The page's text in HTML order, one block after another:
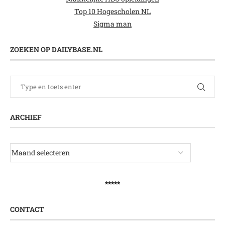
Top 10 Hogescholen NL
Sigma man
ZOEKEN OP DAILYBASE.NL
ARCHIEF
*****
CONTACT